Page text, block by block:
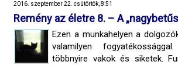
2016. szeptember 22. csütörtök, 8:51
Remény az életre 8. – A
Ezen a munkahelyen a
valamilyen
többnyire vakok és siketek.